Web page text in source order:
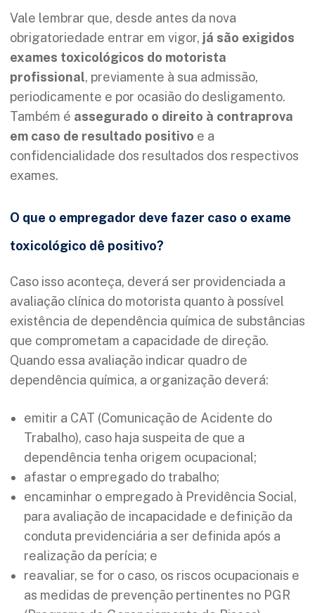
Vale lembrar que, desde antes da nova
obrigatoriedade entrar em vigor, já são exigidos
exames toxicológicos do motorista
profissional, previamente à sua admissão,
periodicamente e por ocasião do desligamento.
Também é assegurado o direito à contraprova
em caso de resultado positivo e a
confidencialidade dos resultados dos respectivos
exames.
O que o empregador deve fazer caso o exame
toxicológico dê positivo?
Caso isso aconteça, deverá ser providenciada a
avaliação clínica do motorista quanto à possível
existência de dependência química de substâncias
que comprometam a capacidade de direção.
Quando essa avaliação indicar quadro de
dependência química, a organização deverá:
emitir a CAT (Comunicação de Acidente do
Trabalho), caso haja suspeita de que a
dependência tenha origem ocupacional;
afastar o empregado do trabalho;
encaminhar o empregado à Previdência Social,
para avaliação de incapacidade e definição da
conduta previdenciária a ser definida após a
realização da perícia; e
reavaliar, se for o caso, os riscos ocupacionais e
as medidas de prevenção pertinentes no PGR